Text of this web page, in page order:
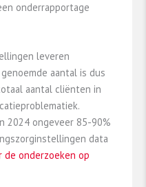
onderrapportage
leveren
aantal is dus
aantal cliënten in
2024 ongeveer 85-90%
data
onderzoeken op